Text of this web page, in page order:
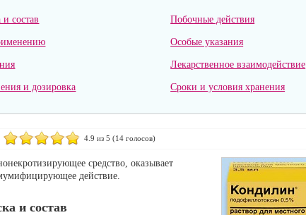
состав
и дозировка
Побочные действия
Особые указания
Лекарственное взаимодействие
Сроки и условия хранения
4.9 из 5 (14 голосов)
средство, оказывает
действие.
и состав